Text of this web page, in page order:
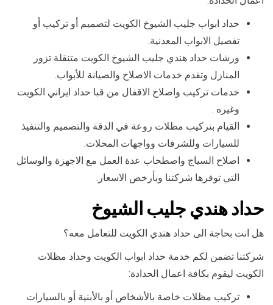
حداد ابواب جليب الشيوخ الكويت لتصميم أو تركيب أو
تفصيل الابواب المعدنية.
ورشات حداد هندي جليب الشيوخ الكويت متنقلة تزور
المنازل وتقدم خدمات الاصلاح والصيانة للأبواب.
خدمات تركيب واصلاح الاقفال من قبا حداد ايراني الكويت
وغيره .
القيام بتركيب مظلات روعة في الدقة والتصميم والتنفيذ
للسيارات وللشرفات وواجهات المحلات.
اصلاح السياج واصطحاب عدة العمل مع الاجهزة والوسائل
التي توفرها شركتنا وبأرخص الاسعار.
حداد هندي جليب الشيوخ
هل انت بحاجة الى حداد هندي الكويت للتعامل معه؟
شركتنا تضمن لكم خدمة حداد ابواب الكويت وحداد مظلات
الكويت ليقوم بكافة اعمال الحدادة:
تركيب مظلات خاصة بالأشخاص أو بالأبنية أو بالسيارات